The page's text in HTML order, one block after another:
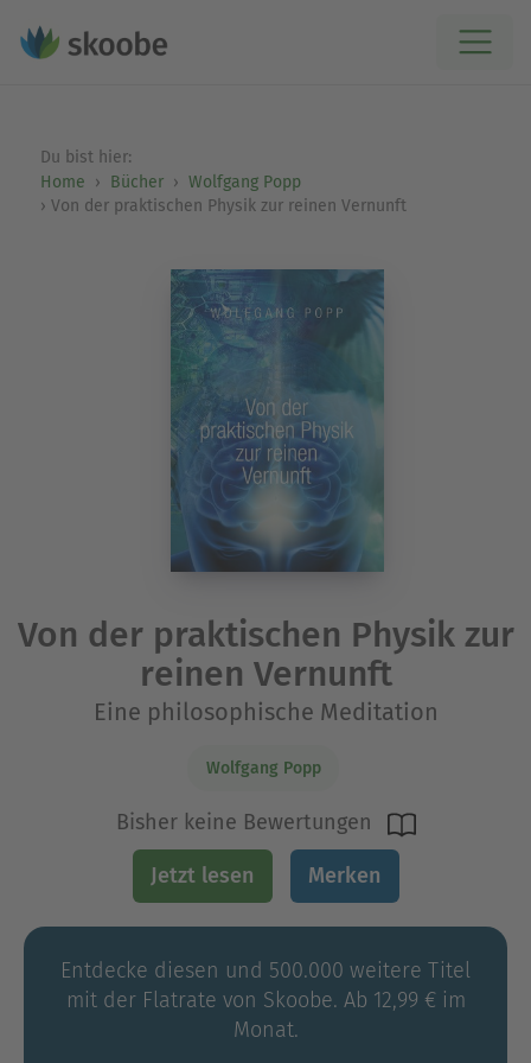
Du bist hier:
Home
Bücher
Wolfgang Popp
Von der praktischen Physik zur reinen Vernunft
Von der praktischen Physik zur
reinen Vernunft
Eine philosophische Meditation
Wolfgang Popp
Bisher keine Bewertungen
Jetzt lesen Merken
Entdecke diesen und 500.000 weitere Titel
mit der Flatrate von Skoobe. Ab 12,99 € im
Monat.